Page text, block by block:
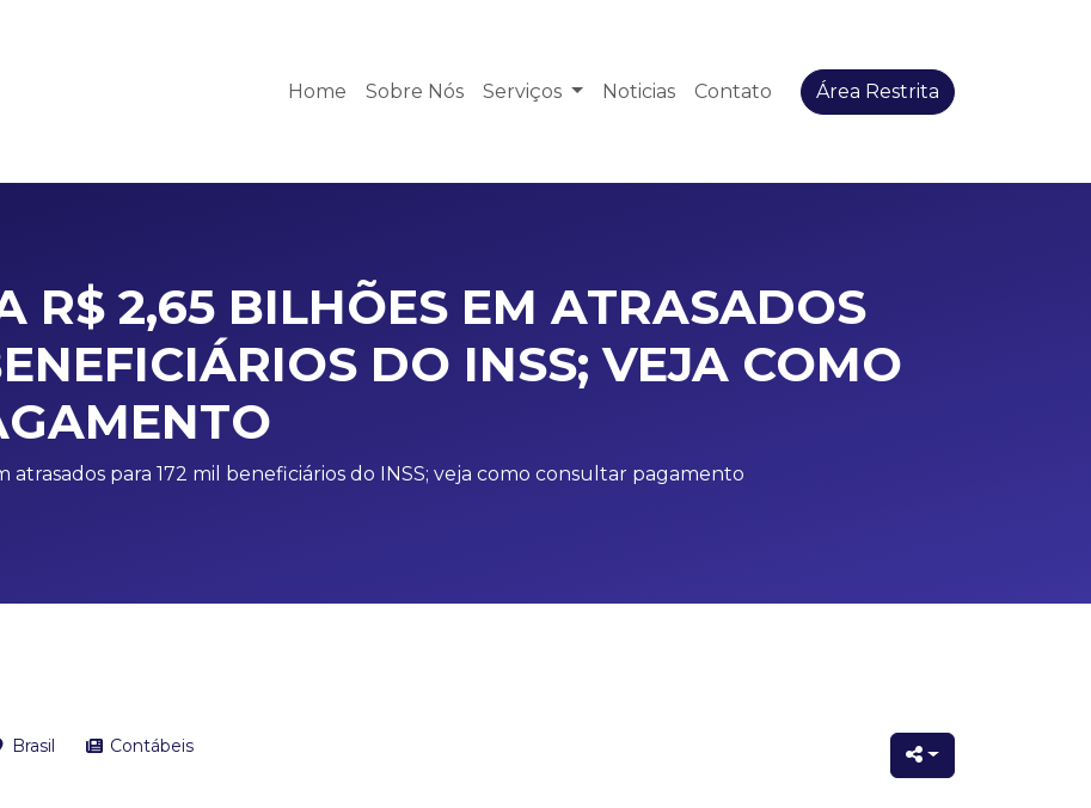
Home Sobre Nós Serviços Noticias Contato Área Restrita
R$ 2,65 BILHÕES EM ATRASADOS
DO INSS; VEJA COMO
atrasados para 172 mil beneficiários do INSS; veja como consultar pagamento
Brasil Contábeis